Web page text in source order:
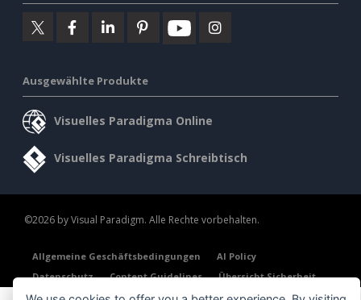
Ausgewählte Produkte
Visuelles Paradigma Online
Visuelles Paradigma Schreibtisch
©2026 by Visual Paradigm. Alle Rechte vorbehalten.
Allgemeine Geschäftsbedingungen
AI Policy
Datenschutz
Content Guidelines Übersicht Sicherheit